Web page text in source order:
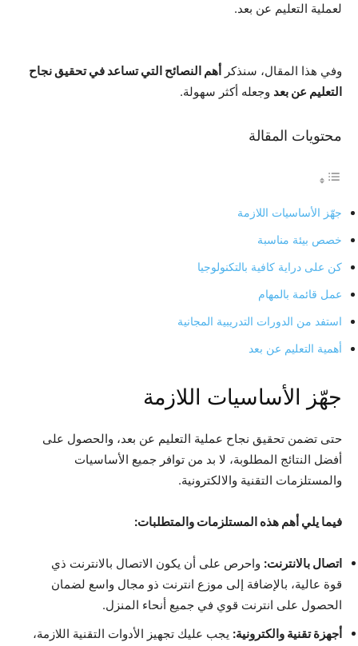
لعملية التعليم عن بعد.
وفي هذا المقال، سنذكر أهم النصائح التي تساعد في تحقيق نجاح
التعليم عن بعد وجعله أكثر سهولة.
محتويات المقالة
جهّز الأساسيات اللازمة
خصص بيئة مناسبة
كن على دراية كافية بالتكنولوجيا
عمل قائمة بالمهام
استفد من الدورات التدريبية المجانية
أهمية التعليم عن بعد
جهّز الأساسيات اللازمة
حتى تضمن تحقيق نجاح عملية التعليم عن بعد، والحصول على
أفضل النتائج المطلوبة، لا بد من توافر جميع الأساسيات
والمستلزمات التقنية والالكترونية.
فيما يلي أهم هذه المستلزمات والمتطلبات:
اتصال بالانترنت: واحرص على أن يكون الاتصال بالانترنت ذي
قوة عالية، بالإضافة إلى موزع انترنت ذو مجال واسع لضمان
الحصول على انترنت قوي في جميع أنحاء المنزل.
أجهزة تقنية والكترونية: يجب عليك تجهيز الأدوات التقنية اللازمة،